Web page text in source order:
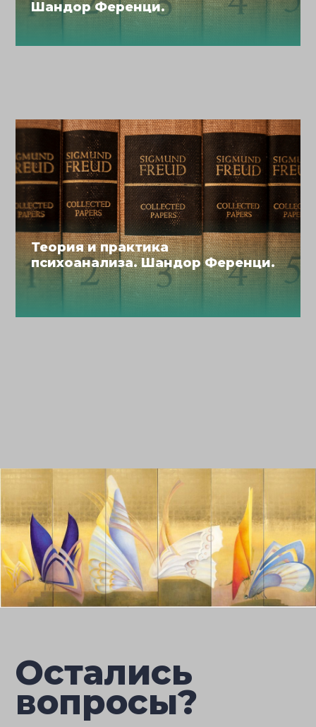
Шандор Ференци.
Теория и практика
психоанализа. Шандор Ференци.
Остались
вопросы?